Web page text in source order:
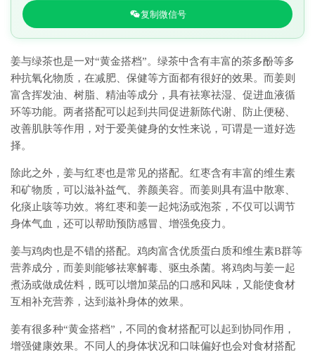
复制微信号
姜与绿茶也是一对“黄金搭档”。绿茶中含有丰富的茶多酚等多
种抗氧化物质，在减肥、保健等方面都有很好的效果。而姜则
富含挥发油、树脂、精油等成分，具有祛寒祛湿、促进血液循
环等功能。两者搭配可以起到共同促进新陈代谢、防止便秘、
改善肌肤等作用，对于爱美健身的女性来说，可谓是一道好选
择。
除此之外，姜与红枣也是常见的搭配。红枣含有丰富的维生素
和矿物质，可以滋补益气、养颜美容。而姜则具有温中散寒、
化痰止咳等功效。将红枣和姜一起炖汤或泡茶，不仅可以调节
身体气血，还可以帮助预防感冒、增强免疫力。
姜与鸡肉也是不错的搭配。鸡肉富含优质蛋白质和维生素B群等
营养成分，而姜则能够祛寒解毒、驱虫杀菌。将鸡肉与姜一起
煮汤或做成佐料，既可以增加菜品的口感和风味，又能使食材
互相补充营养，达到滋补身体的效果。
姜有很多种“黄金搭档”，不同的食材搭配可以起到协同作用，
增强健康效果。不同人的身体状况和口味偏好也会对食材搭配